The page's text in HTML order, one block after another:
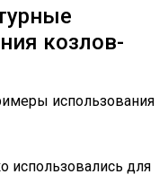
козлов-
использовались для